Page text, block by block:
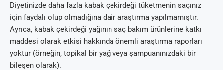
Diyetinizde daha fazla kabak çekirdeği tüketmenin saçınız
için faydalı olup olmadığına dair araştırma yapılmamıştır.
Ayrıca, kabak çekirdeği yağının saç bakım ürünlerine katkı
maddesi olarak etkisi hakkında önemli araştırma raporları
yoktur (örneğin, topikal bir yağ veya şampuanınızdaki bir
bileşen olarak).